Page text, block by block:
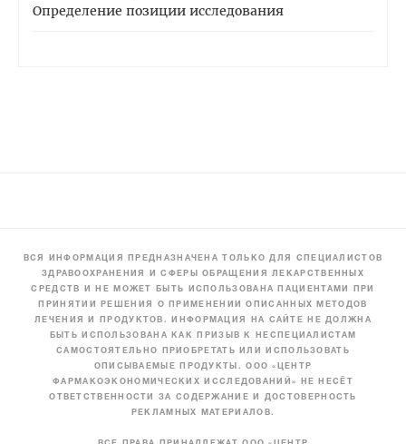
Определение позиции исследования
ВСЯ ИНФОРМАЦИЯ ПРЕДНАЗНАЧЕНА ТОЛЬКО ДЛЯ СПЕЦИАЛИСТОВ
ЗДРАВООХРАНЕНИЯ И СФЕРЫ ОБРАЩЕНИЯ ЛЕКАРСТВЕННЫХ
СРЕДСТВ И НЕ МОЖЕТ БЫТЬ ИСПОЛЬЗОВАНА ПАЦИЕНТАМИ ПРИ
ПРИНЯТИИ РЕШЕНИЯ О ПРИМЕНЕНИИ ОПИСАННЫХ МЕТОДОВ
ЛЕЧЕНИЯ И ПРОДУКТОВ. ИНФОРМАЦИЯ НА САЙТЕ НЕ ДОЛЖНА
БЫТЬ ИСПОЛЬЗОВАНА КАК ПРИЗЫВ К НЕСПЕЦИАЛИСТАМ
САМОСТОЯТЕЛЬНО ПРИОБРЕТАТЬ ИЛИ ИСПОЛЬЗОВАТЬ
ОПИСЫВАЕМЫЕ ПРОДУКТЫ. ООО «ЦЕНТР
ФАРМАКОЭКОНОМИЧЕСКИХ ИССЛЕДОВАНИЙ» НЕ НЕСЁТ
ОТВЕТСТВЕННОСТИ ЗА СОДЕРЖАНИЕ И ДОСТОВЕРНОСТЬ
РЕКЛАМНЫХ МАТЕРИАЛОВ.